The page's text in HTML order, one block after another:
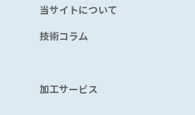
当サイトについて
技術コラム
加工サービス